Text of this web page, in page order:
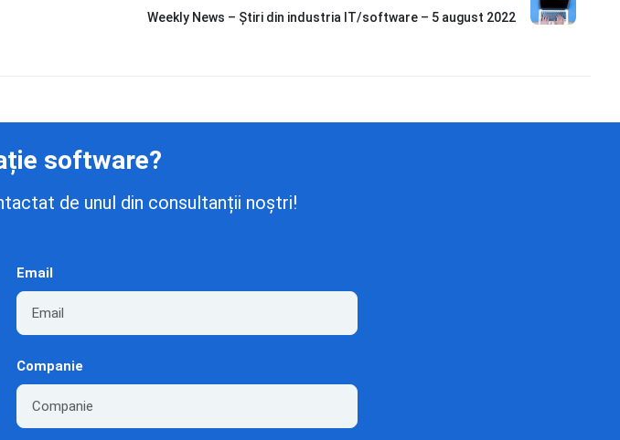
Weekly News – Știri din industria IT/software – 5 august 2022
software?
de unul din consultanții noștri!
Email
Companie